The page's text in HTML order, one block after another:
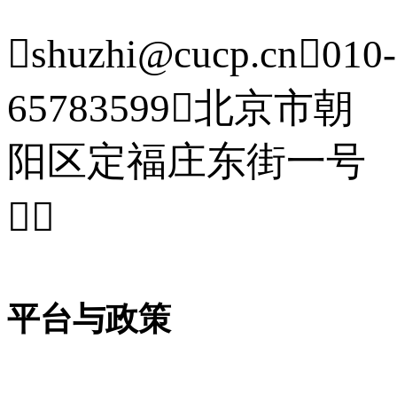
shuzhi@cucp.cn010-
65783599北京市朝
阳区定福庄东街一号

平台与政策